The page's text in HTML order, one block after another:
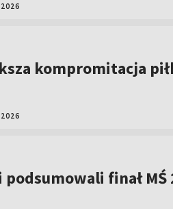
kompromitacja
finał MŚ